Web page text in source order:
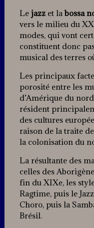
Le jazz et labossa
vers le milieu du
modes, qui vont
constituent donc
musical des terres
Les principaux
porosité entre les
d’Amérique du
résident
des cultures
raison de la traite
la colonisation du
La résultante des
celles des
fin du XIXe, les
Ragtime, puis le
Choro, puis la
Brésil.